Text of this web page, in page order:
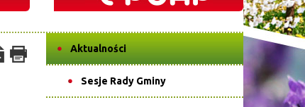
Aktualności
Sesje Rady Gminy